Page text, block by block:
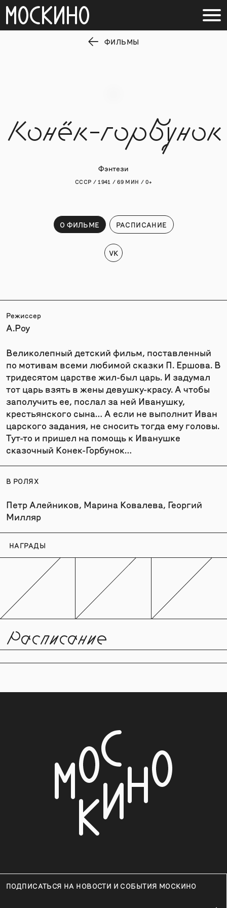
ФИЛЬМЫ
Конёк-горбунок
Фэнтези
СССР / 1941 / 69 МИН / 0+
О ФИЛЬМЕ РАСПИСАНИЕ
VK
Режиссер
А.Роу
Великолепный детский фильм, поставленный
по мотивам всеми любимой сказки П. Ершова. В
тридесятом царстве жил-был царь. И задумал
тот царь взять в жены девушку-красу. А чтобы
заполучить ее, послал за ней Иванушку,
крестьянского сына… А если не выполнит Иван
царского задания, не сносить тогда ему головы.
Тут-то и пришел на помощь к Иванушке
сказочный Конек-Горбунок…
В РОЛЯХ
Петр Алейников, Марина Ковалева, Георгий
Милляр
НАГРАДЫ
Расписание
ПОДПИСАТЬСЯ НА НОВОСТИ И СОБЫТИЯ МОСКИНО